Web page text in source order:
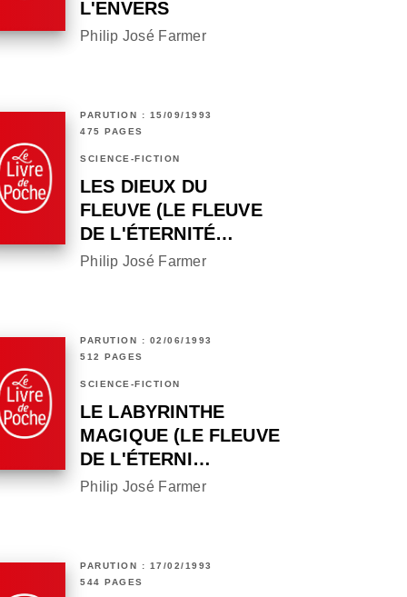
L'ENVERS
Philip José Farmer
PARUTION : 15/09/1993
475 PAGES
SCIENCE-FICTION
LES DIEUX DU
FLEUVE (LE FLEUVE
DE L'ÉTERNITÉ…
Philip José Farmer
PARUTION : 02/06/1993
512 PAGES
SCIENCE-FICTION
LE LABYRINTHE
MAGIQUE (LE FLEUVE
DE L'ÉTERNI…
Philip José Farmer
PARUTION : 17/02/1993
544 PAGES